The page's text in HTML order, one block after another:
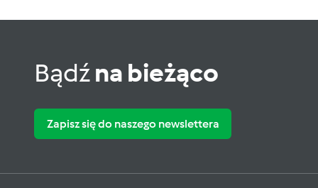
Bądźna bieżąco
Zapisz się do naszego newslettera